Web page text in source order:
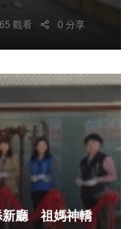
觀看 0 分享
新廳 祖媽神轎